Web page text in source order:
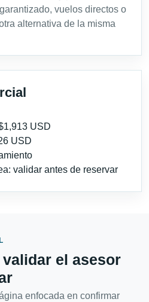
vuelos directos o
alternativa de la misma
USD
USD
validar antes de reservar
el asesor
enfocada en confirmar